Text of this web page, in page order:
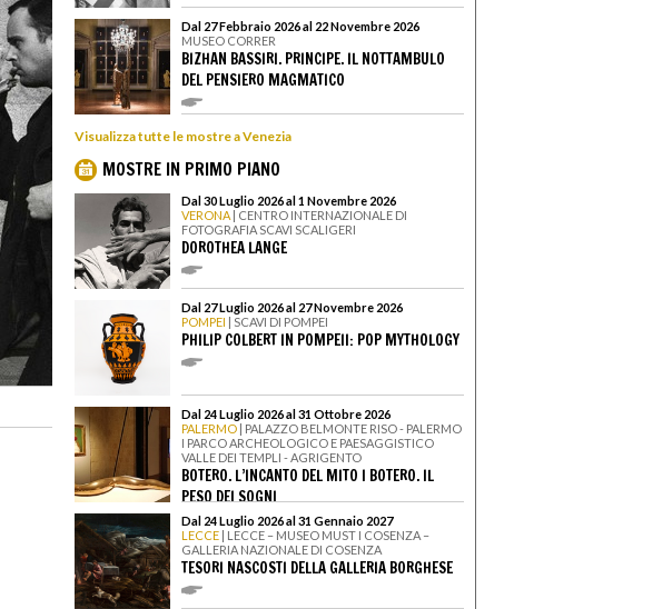
Dal 27 Febbraio 2026 al 22 Novembre 2026
MUSEO CORRER
BIZHAN BASSIRI. PRINCIPE. IL NOTTAMBULO
DEL PENSIERO MAGMATICO
Visualizza tutte le mostre a Venezia
MOSTRE IN PRIMO PIANO
Dal 30 Luglio 2026 al 1 Novembre 2026
VERONA | CENTRO INTERNAZIONALE DI
FOTOGRAFIA SCAVI SCALIGERI
DOROTHEA LANGE
Dal 27 Luglio 2026 al 27 Novembre 2026
POMPEI | SCAVI DI POMPEI
PHILIP COLBERT IN POMPEII: POP MYTHOLOGY
Dal 24 Luglio 2026 al 31 Ottobre 2026
PALERMO | PALAZZO BELMONTE RISO - PALERMO
I PARCO ARCHEOLOGICO E PAESAGGISTICO
VALLE DEI TEMPLI - AGRIGENTO
BOTERO. L’INCANTO DEL MITO I BOTERO. IL
PESO DEI SOGNI
Dal 24 Luglio 2026 al 31 Gennaio 2027
LECCE | LECCE – MUSEO MUST I COSENZA –
GALLERIA NAZIONALE DI COSENZA
TESORI NASCOSTI DELLA GALLERIA BORGHESE